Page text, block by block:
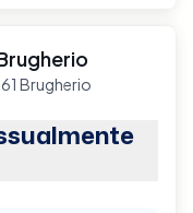
Brugherio